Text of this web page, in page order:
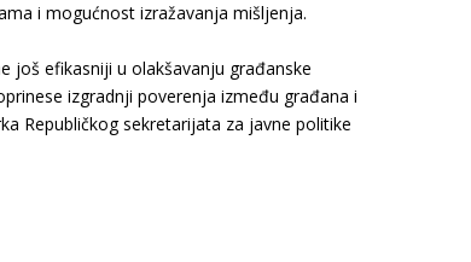
i mogućnost izražavanja mišljenja.
još efikasniji u olakšavanju građanske
izgradnji poverenja između građana i
Republičkog sekretarijata za javne politike